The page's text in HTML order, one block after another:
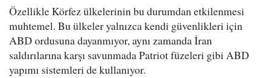
Özellikle Körfez ülkelerinin bu durumdan etkilenmesi
muhtemel. Bu ülkeler yalnızca kendi güvenlikleri için
ABD ordusuna dayanmıyor, aynı zamanda İran
saldırılarına karşı savunmada Patriot füzeleri gibi ABD
yapımı sistemleri de kullanıyor.